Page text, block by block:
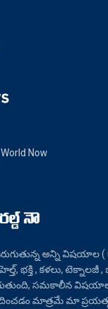
Now
అన్ని విషయాల
భక్తి , కళలు, టెక్నాలజీ
సమకాలీన
మాత్రమే మా